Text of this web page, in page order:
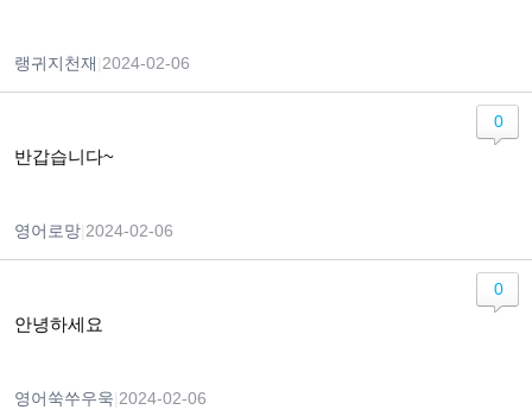
랭귀지천재 2024-02-06
반갑습니다~
영어로망 2024-02-06
0
안녕하세요
영어쑥쑤우욱 2024-02-06
0